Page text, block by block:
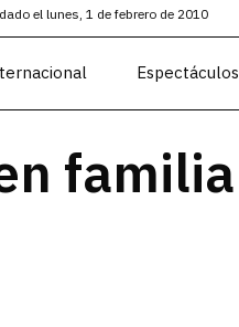
el lunes, 1 de febrero de 2010
Espectáculos
familia